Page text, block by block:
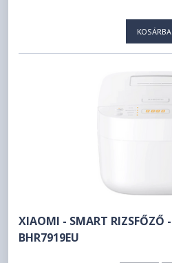
KOSÁRBA
XIAOMI - SMART RIZSFŐZŐ -
BHR7919EU